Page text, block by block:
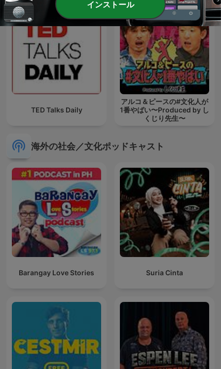
TED Talks Daily
アルコ＆ピースの#文化人が
1番やばい〜Produced by し
くじり先生〜
海外の社会／文化ポッドキャスト
Barangay Love Stories Suria Cinta
インストール